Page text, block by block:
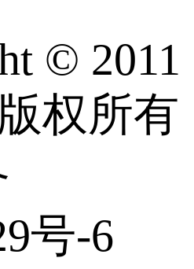
© 2011
权所有
号-6